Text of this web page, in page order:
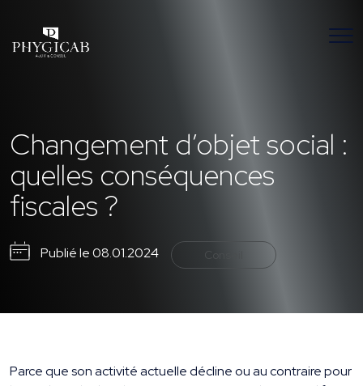
Changement d’objet social :
quelles conséquences
fiscales ?
Publié le 08.01.2024 Conseil
Parce que son activité actuelle décline ou au contraire pour